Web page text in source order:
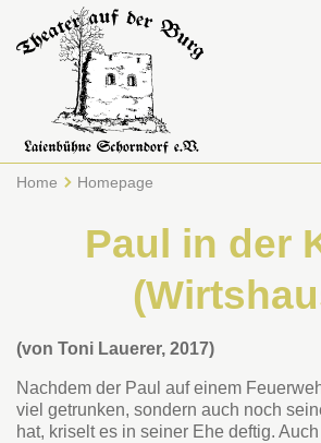
Home Homepage
Paul in der
(von Toni Lauerer, 2017)
Nachdem der Paul auf einem
viel getrunken, sondern auch noch
hat, kriselt es in seiner Ehe deftig.